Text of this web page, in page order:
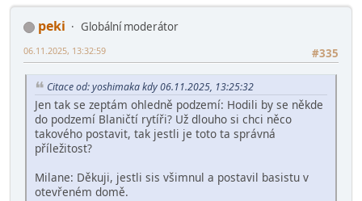
peki
Globální moderátor
#335
06.11.2025, 13:32:59
Citace od: yoshimaka kdy 06.11.2025, 13:25:32
Jen tak se zeptám ohledně podzemí: Hodili by se někde
do podzemí Blaničtí rytíři? Už dlouho si chci něco
takového postavit, tak jestli je toto ta správná
příležitost?
Milane: Děkuji, jestli sis všimnul a postavil basistu v
otevřeném domě.